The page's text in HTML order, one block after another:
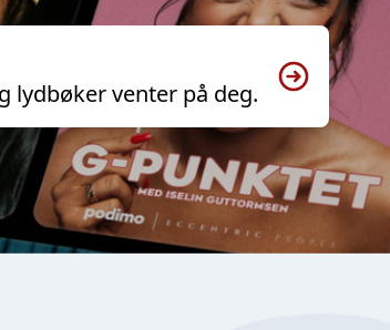
lydbøker venter på deg.